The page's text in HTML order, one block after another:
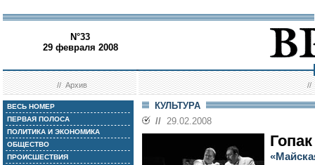
N°33
29 февраля 2008
//Архив //
ВЕСЬ НОМЕР
ПЕРВАЯ ПОЛОСА
ПОЛИТИКА И ЭКОНОМИКА
ОБЩЕСТВО
ПРОИСШЕСТВИЯ
КУЛЬТУРА
// 29.02.2008